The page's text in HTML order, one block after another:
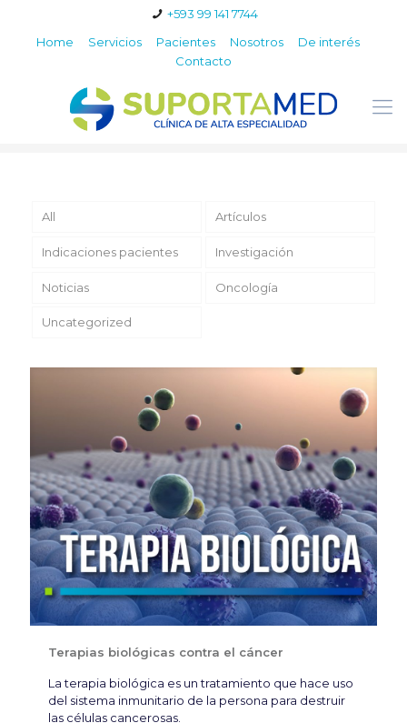
+593 99 141 7744
Home
Servicios Pacientes Nosotros
De interés
Contacto
All Artículos
Indicaciones pacientes Investigación
Noticias Oncología
Uncategorized
Terapias biológicas contra el cáncer
La terapia biológica es un tratamiento que hace uso
del sistema inmunitario de la persona para destruir
las células cancerosas.